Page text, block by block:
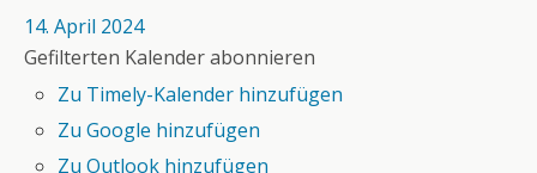
14. April 2024
Gefilterten Kalender abonnieren
Zu Timely-Kalender hinzufügen
Zu Google hinzufügen
Zu Outlook hinzufügen